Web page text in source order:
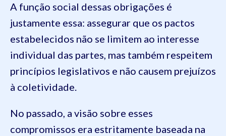
A função social dessas obrigações é
justamente essa: assegurar que os pactos
estabelecidos não se limitem ao interesse
individual das partes, mas também respeitem
princípios legislativos e não causem prejuízos
à coletividade.
No passado, a visão sobre esses
compromissos era estritamente baseada na